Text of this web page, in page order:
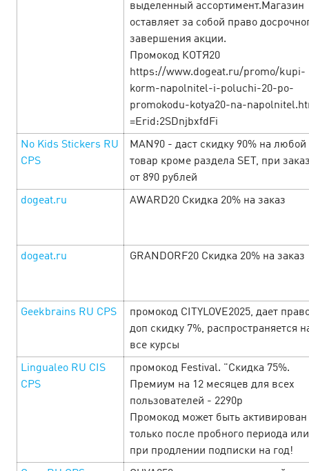
Man’s week — Неделя исполнения
мужских желаний!26 February’25
Путь к сердцу мужчины лежит через прибыльные
офферы! Поэтому всю неделю, с 21 по 28 февраля, вас
рекламодателей! …
выделенный ассортимент.Магазин
оставляет за собой право
завершения акции.
Промокод КОТЯ20
https://www.dogeat.ru/promo/kupi-
korm-napolnitel-i-poluchi-20-po-
promokodu-kotya20-na-
=Erid:2SDnjbxfdFi
No Kids Stickers RU
CPS
MAN90 - даст скидку 90% на любой
товар кроме раздела SET, при
от 890 рублей
dogeat.ru AWARD20 Скидка 20% на заказ
dogeat.ru GRANDORF20 Скидка 20% на заказ
Geekbrains RU CPS
промокод CITYLOVE2025, дает
доп скидку 7%, распространяется
все курсы
Lingualeo RU CIS
CPS
промокод Festival. "Скидка 75%.
Премиум на 12 месяцев для всех
пользователей - 2290р
Промокод может быть активирован
только после пробного периода или
при продлении подписки на год!